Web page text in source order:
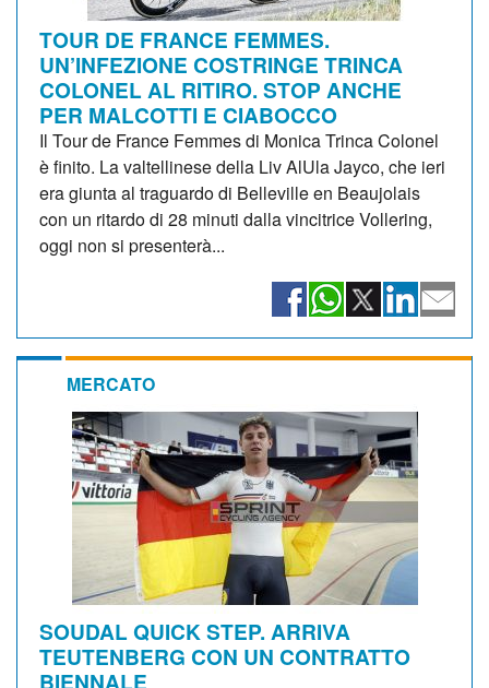
TOUR DE FRANCE FEMMES.
UN’INFEZIONE COSTRINGE TRINCA
COLONEL AL RITIRO. STOP ANCHE
PER MALCOTTI E CIABOCCO
Il Tour de France Femmes di Monica Trinca Colonel
è finito. La valtellinese della Liv AlUla Jayco, che ieri
era giunta al traguardo di Belleville en Beaujolais
con un ritardo di 28 minuti dalla vincitrice Vollering,
oggi non si presenterà...
MERCATO
SOUDAL QUICK STEP. ARRIVA
TEUTENBERG CON UN CONTRATTO
BIENNALE